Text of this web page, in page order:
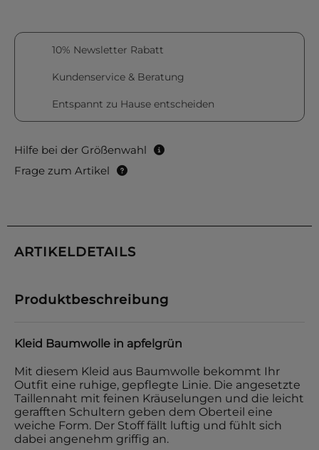
10% Newsletter Rabatt
Kundenservice & Beratung
Entspannt zu Hause entscheiden
Hilfe bei der Größenwahl
Frage zum Artikel
ARTIKELDETAILS
Produktbeschreibung
Kleid Baumwolle in apfelgrün
Mit diesem Kleid aus Baumwolle bekommt Ihr
Outfit eine ruhige, gepflegte Linie. Die angesetzte
Taillennaht mit feinen Kräuselungen und die leicht
gerafften Schultern geben dem Oberteil eine
weiche Form. Der Stoff fällt luftig und fühlt sich
dabei angenehm griffig an.